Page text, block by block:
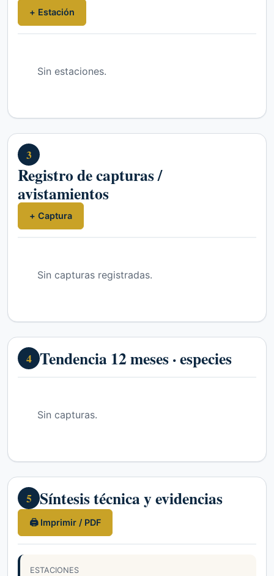
+ Estación
Sin estaciones.
3
Registro de capturas /
avistamientos
+ Captura
Sin capturas registradas.
4 Tendencia 12 meses · especies
Sin capturas.
5 Síntesis técnica y evidencias
🖨 Imprimir / PDF
ESTACIONES